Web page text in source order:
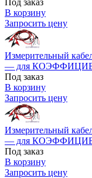
В корзину
Запросить цену
Измерительный
— для
Под заказ
В корзину
Запросить цену
Измерительный
— для
Под заказ
В корзину
Запросить цену